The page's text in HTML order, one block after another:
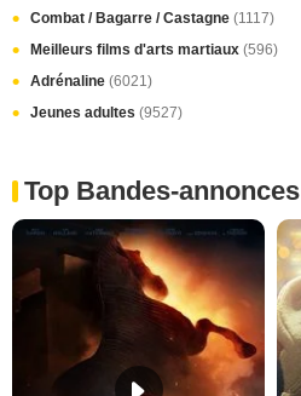
Combat / Bagarre / Castagne (1117)
Meilleurs films d'arts martiaux (596)
Adrénaline (6021)
Jeunes adultes (9527)
Top Bandes-annonces